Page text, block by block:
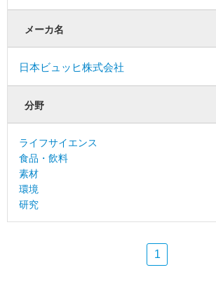
メーカ名
日本ビュッヒ株式会社
分野
ライフサイエンス
食品・飲料
素材
環境
研究
1